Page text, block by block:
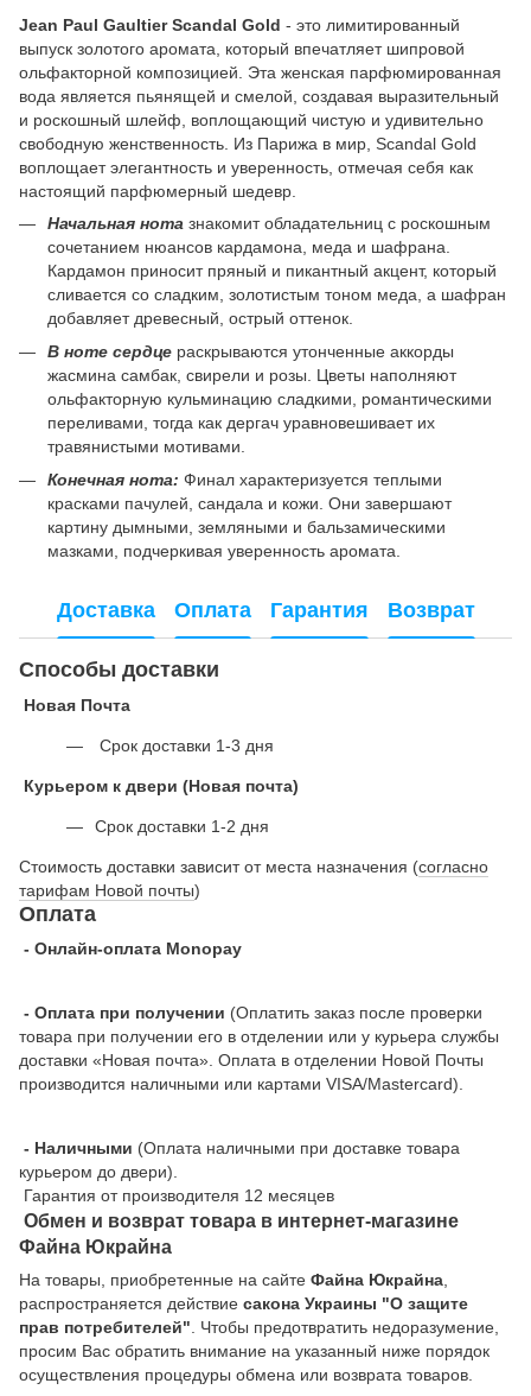
Jean Paul Gaultier Scandal Gold - это лимитированный
выпуск золотого аромата, который впечатляет шипровой
ольфакторной композицией. Эта женская парфюмированная
вода является пьянящей и смелой, создавая выразительный
и роскошный шлейф, воплощающий чистую и удивительно
свободную женственность. Из Парижа в мир, Scandal Gold
воплощает элегантность и уверенность, отмечая себя как
настоящий парфюмерный шедевр.
Начальная нота знакомит обладательниц с роскошным
сочетанием нюансов кардамона, меда и шафрана.
Кардамон приносит пряный и пикантный акцент, который
сливается со сладким, золотистым тоном меда, а шафран
добавляет древесный, острый оттенок.
В ноте сердце раскрываются утонченные аккорды
жасмина самбак, свирели и розы. Цветы наполняют
ольфакторную кульминацию сладкими, романтическими
переливами, тогда как дергач уравновешивает их
травянистыми мотивами.
Конечная нота: Финал характеризуется теплыми
красками пачулей, сандала и кожи. Они завершают
картину дымными, земляными и бальзамическими
мазками, подчеркивая уверенность аромата.
Доставка Оплата Гарантия Возврат
Способы доставки
Новая Почта
Срок доставки 1-3 дня
Курьером к двери (Новая почта)
Срок доставки 1-2 дня
Стоимость доставки зависит от места назначения (согласно
тарифам Новой почты)
Оплата
- Онлайн-оплата Monopay
- Оплата при получении (Оплатить заказ после проверки
товара при получении его в отделении или у курьера службы
доставки «Новая почта». Оплата в отделении Новой Почты
производится наличными или картами VISA/Mastercard).
- Наличными (Оплата наличными при доставке товара
курьером до двери).
Гарантия от производителя 12 месяцев
Обмен и возврат товара в интернет-магазине
Файна Юкрайна
На товары, приобретенные на сайте Файна Юкрайна
распространяется действие cакона Украины "О защите
прав потребителей" . Чтобы предотвратить недоразумение,
просим Вас обратить внимание на указанный ниже порядок
осуществления процедуры обмена или возврата товаров.